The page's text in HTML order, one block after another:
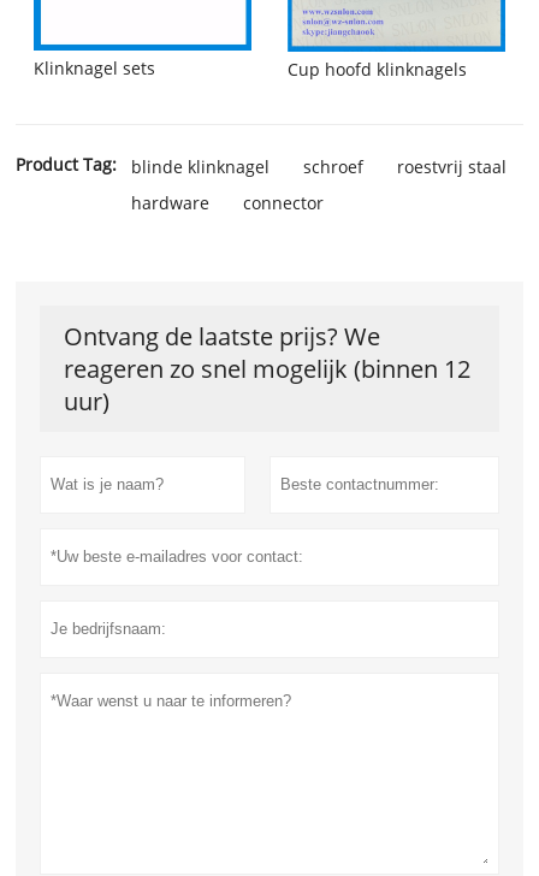
Klinknagel sets Cup hoofd klinknagels
Product Tag: blinde klinknagel schroef
roestvrij staal
hardware
connector
Ontvang de laatste prijs? We
reageren zo snel mogelijk (binnen 12
uur)